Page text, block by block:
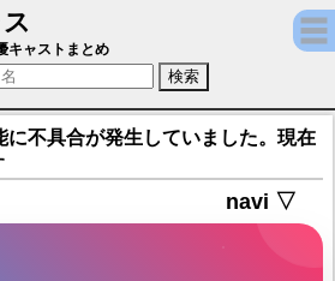
首藤志奈)【スターセイヴァー
キャストまとめ
に不具合が発生していました。現在
navi ▽